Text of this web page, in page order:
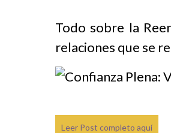
Todo sobre la
relaciones que se
Leer Post completo aquí